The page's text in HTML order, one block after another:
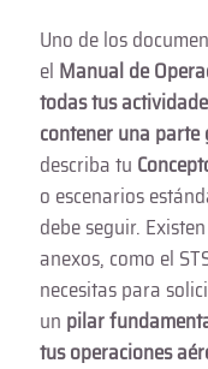
Uno de los
el Manual de
todas tus
contener una
describa tu
o escenarios
debe seguir.
anexos, como el
necesitas para
un pilar
tus operaciones